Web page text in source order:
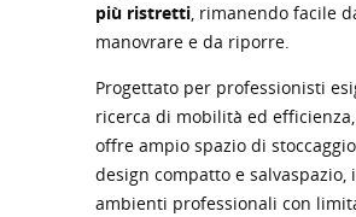
più ristretti, rimanendo facile
manovrare e da riporre.
Progettato per professionisti
ricerca di mobilità ed efficienza,
offre ampio spazio di
design compatto e salvaspazio,
ambienti professionali con